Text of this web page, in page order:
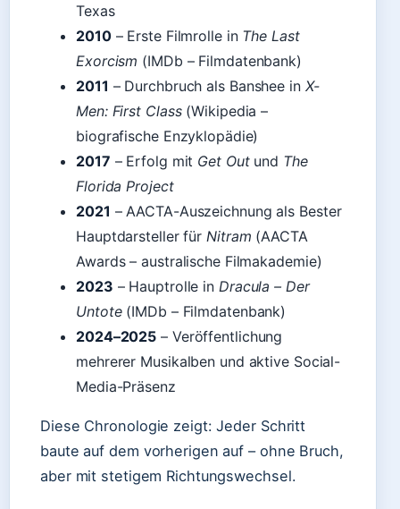
Texas
2010– Erste Filmrolle in The Last
Exorcism (IMDb – Filmdatenbank)
2011 – Durchbruch als Banshee in X-
Men: First Class(Wikipedia –
biografische Enzyklopädie)
2017 – Erfolg mit Get Outund The
Florida Project
2021 – AACTA-Auszeichnung als Bester
Hauptdarsteller für Nitram (AACTA
Awards – australische Filmakademie)
2023 – Hauptrolle in Dracula – Der
Untote(IMDb – Filmdatenbank)
2024–2025 – Veröffentlichung
mehrerer Musikalben und aktive Social-
Media-Präsenz
Diese Chronologie zeigt: Jeder Schritt
baute auf dem vorherigen auf – ohne Bruch,
aber mit stetigem Richtungswechsel.